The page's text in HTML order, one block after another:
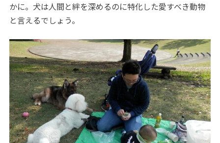
かに。犬は人間と絆を深めるのに特化した愛すべき動物
と言えるでしょう。